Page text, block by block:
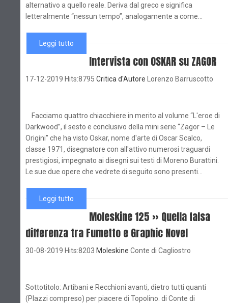
alternativo a quello reale. Deriva dal greco e significa
letteralmente “nessun tempo”, analogamente a come...
Leggi tutto
Intervista con OSKAR su ZAGOR
17-12-2019 Hits:8795 Critica d'Autore Lorenzo Barruscotto
Facciamo quattro chiacchiere in merito al volume “L'eroe di
Darkwood”, il sesto e conclusivo della mini serie “Zagor – Le
Origini” che ha visto Oskar, nome d'arte di Oscar Scalco,
classe 1971, disegnatore con all'attivo numerosi traguardi
prestigiosi, impegnato ai disegni sui testi di Moreno Burattini.
Le sue due opere che vedrete di seguito sono presenti...
Leggi tutto
Moleskine 125 » Quella falsa
differenza tra Fumetto e Graphic Novel
30-08-2019 Hits:8203 Moleskine Conte di Cagliostro
Sottotitolo: Artibani e Recchioni avanti, dietro tutti quanti
(Plazzi compreso) per piacere di Topolino. di Conte di